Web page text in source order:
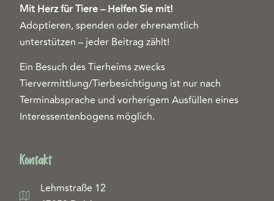
Mit Herz für Tiere – Helfen Sie mit!
Adoptieren, spenden oder ehrenamtlich
unterstützen – jeder Beitrag zählt!
Ein Besuch des Tierheims zwecks
Tiervermittlung/Tierbesichtigung ist nur nach
Terminabsprache und vorherigem Ausfüllen eines
Interessentenbogens möglich.
Kontakt
Lehmstraße 12